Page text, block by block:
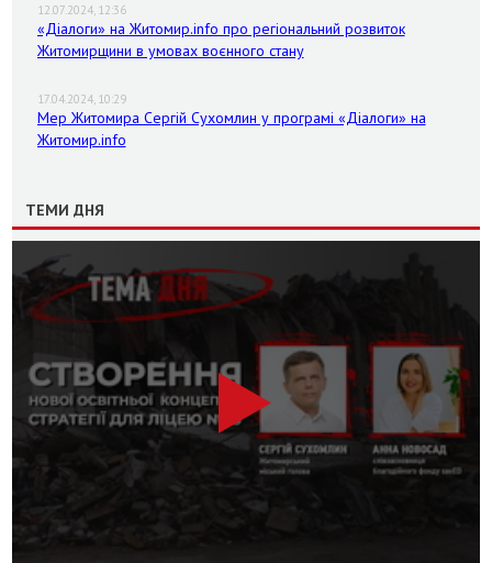
12.07.2024, 12:36
«Діалоги» на Житомир.info про регіональний розвиток
Житомирщини в умовах воєнного стану
17.04.2024, 10:29
Мер Житомира Сергій Сухомлин у програмі «Діалоги» на
Житомир.info
ТЕМИ ДНЯ